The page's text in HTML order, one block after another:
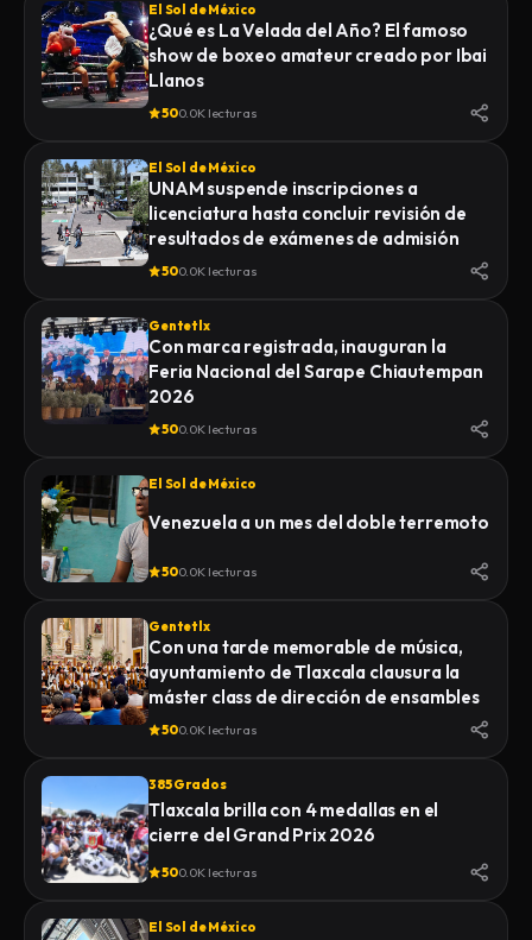
El Sol de México
¿Qué es La Velada del Año? El famoso
show de boxeo amateur creado por Ibai
Llanos
500.0K lecturas
El Sol de México
UNAM suspende inscripciones a
licenciatura hasta concluir revisión de
resultados de exámenes de admisión
500.0K lecturas
Gentetlx
Con marca registrada, inauguran la
Feria Nacional del Sarape Chiautempan
2026
500.0K lecturas
El Sol de México
Venezuela a un mes del doble terremoto
500.0K lecturas
Gentetlx
Con una tarde memorable de música,
ayuntamiento de Tlaxcala clausura la
máster class de dirección de ensambles
500.0K lecturas
385 Grados
Tlaxcala brilla con 4 medallas en el
cierre del Grand Prix 2026
500.0K lecturas
El Sol de México